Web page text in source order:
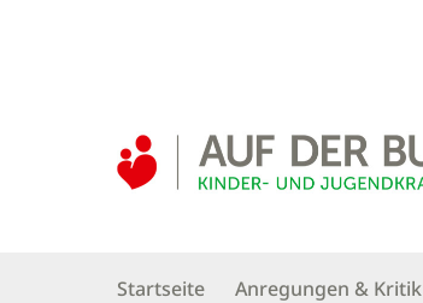
Startseite Anregungen & Kritik